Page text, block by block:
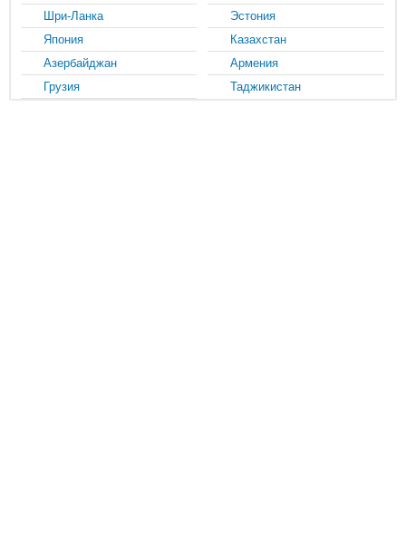
Шри-Ланка
Эстония
Япония
Казахстан
Азербайджан
Армения
Грузия
Таджикистан